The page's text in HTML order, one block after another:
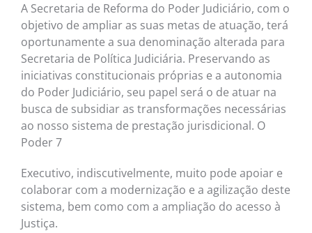
A Secretaria de Reforma do Poder Judiciário, com o
objetivo de ampliar as suas metas de atuação, terá
oportunamente a sua denominação alterada para
Secretaria de Política Judiciária. Preservando as
iniciativas constitucionais próprias e a autonomia
do Poder Judiciário, seu papel será o de atuar na
busca de subsidiar as transformações necessárias
ao nosso sistema de prestação jurisdicional. O
Poder 7
Executivo, indiscutivelmente, muito pode apoiar e
colaborar com a modernização e a agilização deste
sistema, bem como com a ampliação do acesso à
Justiça.